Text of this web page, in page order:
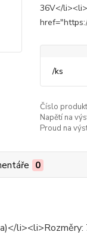
36V</
/ks
Číslo
Napětí na
Proud na
0